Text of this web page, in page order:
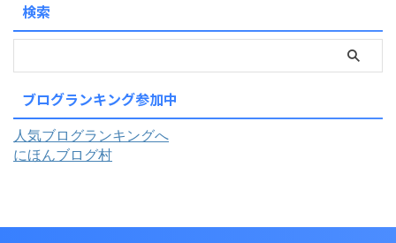
検索
ブログランキング参加中
人気ブログランキングへ
にほんブログ村